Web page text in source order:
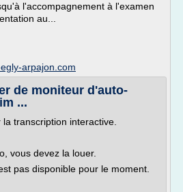
l'accompagnement à l'examen
au...
arpajon.com
de moniteur d'auto-
...
transcription interactive.
vous devez la louer.
pas disponible pour le moment.